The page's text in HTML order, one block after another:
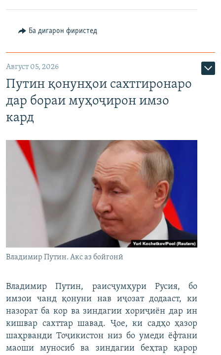
Ба дигарон фиристед
Август 05, 2026
Путин қонунҳои сахтгиронаро
дар бораи муҳоҷирон имзо
кард
Владимир Путин. Акс аз бойгонӣ
Владимир Путин, раисҷумҳури Русия, бо
имзои чанд қонуни нав иҷозат додааст, ки
назорат ба кор ва зиндагии хориҷиён дар ин
кишвар сахттар шавад. Ҷое, ки садҳо ҳазор
шаҳрванди Тоҷикистон низ бо умеди ёфтани
маоши муносиб ва зиндагии беҳтар қарор